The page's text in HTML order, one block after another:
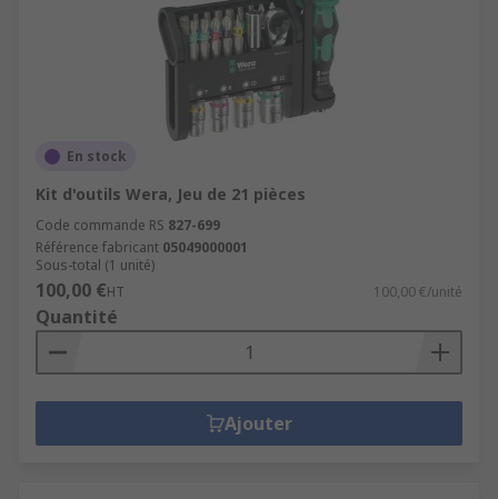
En stock
Kit d'outils Wera, Jeu de 21 pièces
Code commande RS 827-699
Référence fabricant 05049000001
Sous-total (1 unité)
100,00 €HT 100,00 €/unité
Quantité
Ajouter